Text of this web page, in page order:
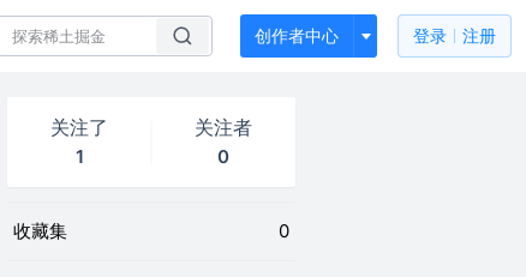
创作者中心 登录 注册
关注了
1
关注者
0
收藏集 0